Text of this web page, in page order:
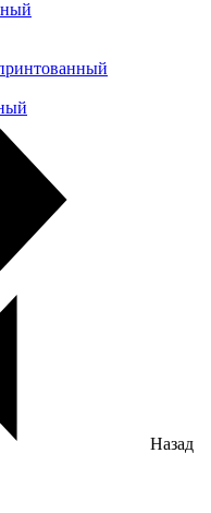
Назад